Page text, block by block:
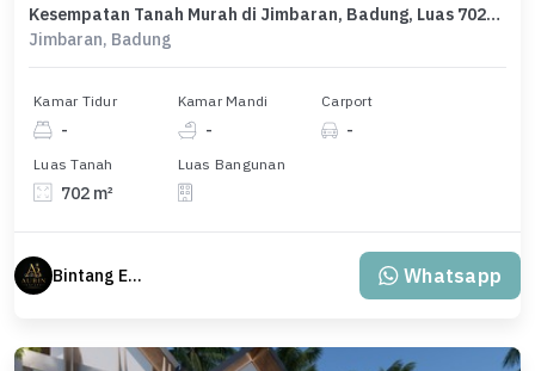
Kesempatan Tanah Murah di Jimbaran, Badung, Luas 702m²
Jimbaran, Badung
Kamar Tidur
-
Kamar Mandi
-
Carport
-
Luas Tanah
702 m²
Luas Bangunan
Bintang Erlangga Whatsapp